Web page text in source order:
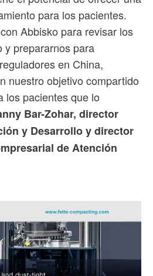
para los pacientes.
Abbisko para revisar los
y prepararnos para
en China,
nuestro objetivo compartido
los pacientes que lo
Bar-Zohar, director
y Desarrollo y director
de Atención